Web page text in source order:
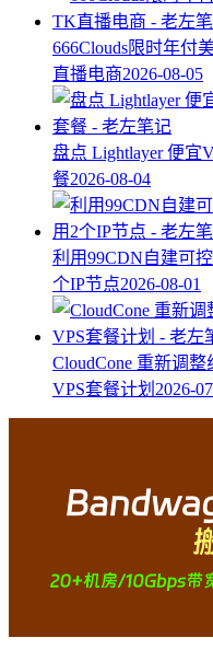
666Clouds限时年付
直播电商2026-08-05
盘点 Lightlayer 便宜
餐2026-08-04
利用99CDN自建可
个IP节点2026-08-01
CloudCone 重新调
VPS套餐计划 2026-